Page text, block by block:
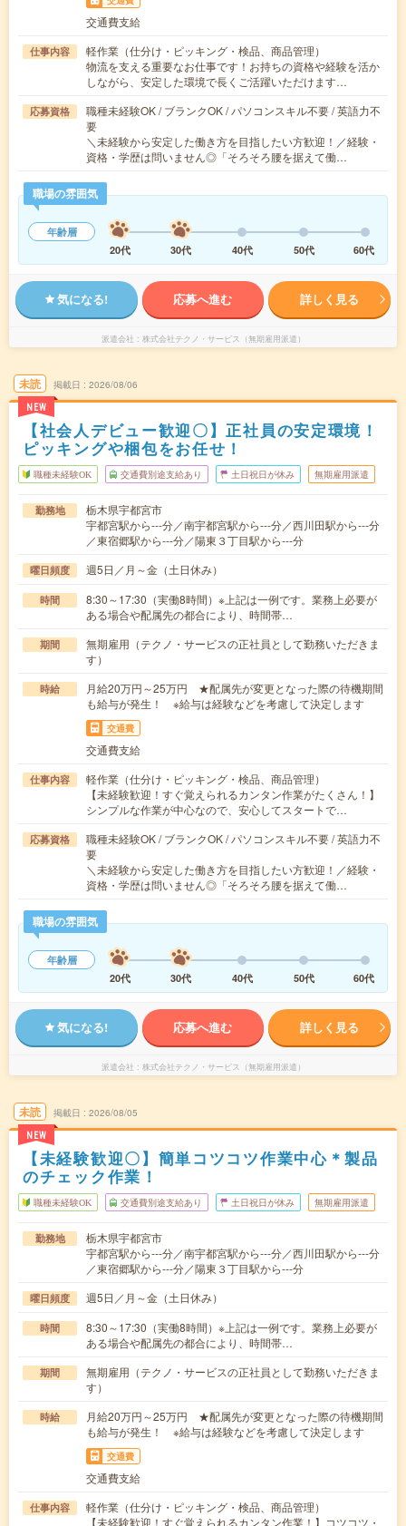
交通費支給
仕事内容
軽作業（仕分け・ピッキング・検品、商品管理）
物流を支える重要なお仕事です！お持ちの資格や経験を活か
しながら、安定した環境で長くご活躍いただけます…
応募資格
職種未経験OK / ブランクOK / パソコンスキル不要 / 英語力不
要
＼未経験から安定した働き方を目指したい方歓迎！／経験・
資格・学歴は問いません◎「そろそろ腰を据えて働…
職場の雰囲気
年齢層
20代
30代 40代 50代 60代
気になる! 応募へ進む 詳しく見る
派遣会社 株式会社テクノ・サービス（無期雇用派遣）
未読
NEW
掲載日 2026/08/06
【社会人デビュー歓迎〇】正社員の安定環境！
ピッキングや梱包をお任せ！
職種未経験OK 交通費別途支給あり 土日祝日が休み 無期雇用派遣
勤務地
栃木県宇都宮市
宇都宮駅から---分／南宇都宮駅から---分／西川田駅から---分
／東宿郷駅から---分／陽東３丁目駅から---分
曜日頻度 週5日／月～金（土日休み）
時間
8:30～17:30（実働8時間）※上記は一例です。業務上必要が
ある場合や配属先の都合により、時間帯…
期間
無期雇用（テクノ・サービスの正社員として勤務いただきま
す）
時給
月給20万円～25万円 ★配属先が変更となった際の待機期間
も給与が発生！ ※給与は経験などを考慮して決定します
交通費
交通費支給
仕事内容
軽作業（仕分け・ピッキング・検品、商品管理）
【未経験歓迎！すぐ覚えられるカンタン作業がたくさん！】
シンプルな作業が中心なので、安心してスタートで…
応募資格
職種未経験OK / ブランクOK / パソコンスキル不要 / 英語力不
要
＼未経験から安定した働き方を目指したい方歓迎！／経験・
資格・学歴は問いません◎「そろそろ腰を据えて働…
職場の雰囲気
年齢層
20代
30代 40代 50代 60代
気になる! 応募へ進む 詳しく見る
派遣会社 株式会社テクノ・サービス（無期雇用派遣）
未読
NEW
掲載日 2026/08/05
【未経験歓迎〇】簡単コツコツ作業中心＊製品
のチェック作業！
職種未経験OK 交通費別途支給あり 土日祝日が休み 無期雇用派遣
勤務地
栃木県宇都宮市
宇都宮駅から---分／南宇都宮駅から---分／西川田駅から---分
／東宿郷駅から---分／陽東３丁目駅から---分
曜日頻度 週5日／月～金（土日休み）
時間
8:30～17:30（実働8時間）※上記は一例です。業務上必要が
ある場合や配属先の都合により、時間帯…
期間
無期雇用（テクノ・サービスの正社員として勤務いただきま
す）
時給
月給20万円～25万円 ★配属先が変更となった際の待機期間
も給与が発生！ ※給与は経験などを考慮して決定します
交通費
交通費支給
仕事内容
軽作業（仕分け・ピッキング・検品、商品管理）
【未経験歓迎！すぐ覚えられるカンタン作業！】コツコツ・